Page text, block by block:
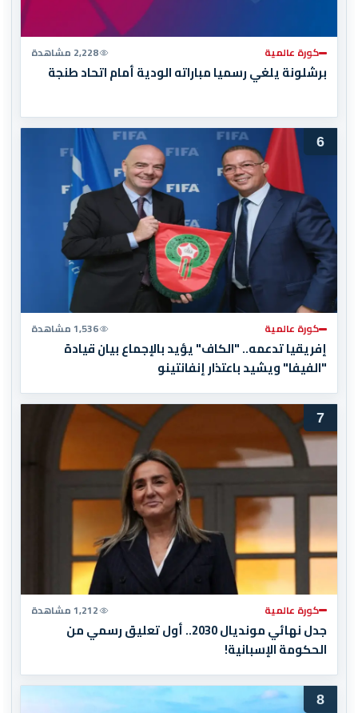
كورة عالمية 2,228 مشاهدة
برشلونة يلغي رسميا مباراته الودية أمام اتحاد طنجة
6
كورة عالمية 1,536 مشاهدة
إفريقيا تدعمه.. "الكاف" يؤيد بالإجماع بيان قيادة
"الفيفا" ويشيد باعتذار إنفانتينو
7
كورة عالمية 1,212 مشاهدة
جدل نهائي مونديال 2030.. أول تعليق رسمي من
الحكومة الإسبانية!
8